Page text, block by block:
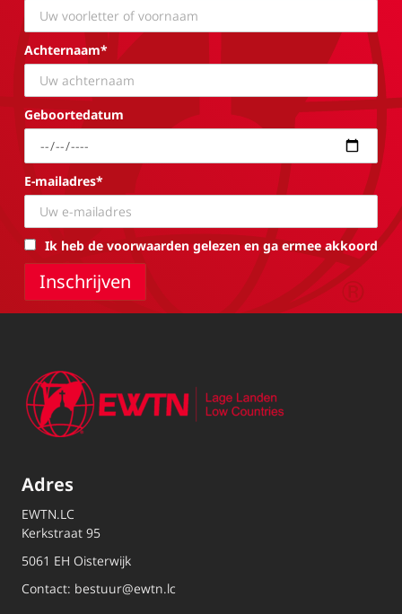
Achternaam*
Geboortedatum
E-mailadres*
Ik heb de voorwaarden gelezen en ga ermee akkoord
Adres
EWTN.LC
Kerkstraat 95
5061 EH Oisterwijk
Contact: bestuur@ewtn.lc